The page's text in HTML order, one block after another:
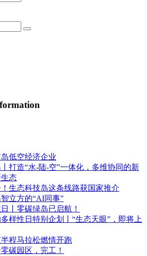
低空经济企业
打造“水-陆-空”一体化，多维协同的新
态
生态科技岛这条线路获国家推介
立方的“AI同事”
丨零碳绿岛已启航！
样性日特别企划丨“生态天眼”，即将上
半程马拉松燃情开跑
碳园区，完工！